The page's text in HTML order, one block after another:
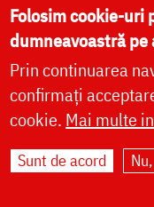
HRAMUL SFINTEI
AUTORI
PĂRINȚI
TEMATICĂ
Folosim cookie-
dumneavoastră pe
Prin continuarea
confirmați
cookie. Mai multe
Sunt de acord